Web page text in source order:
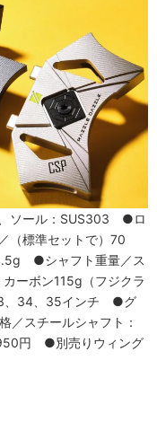
ソール：SUS303 ●ロ
（標準セットで）70
●シャフト重量／ス
ーボン115g（フジクラ
、34、35インチ ●グ
スチールシャフト：
円 ●別売りウィング